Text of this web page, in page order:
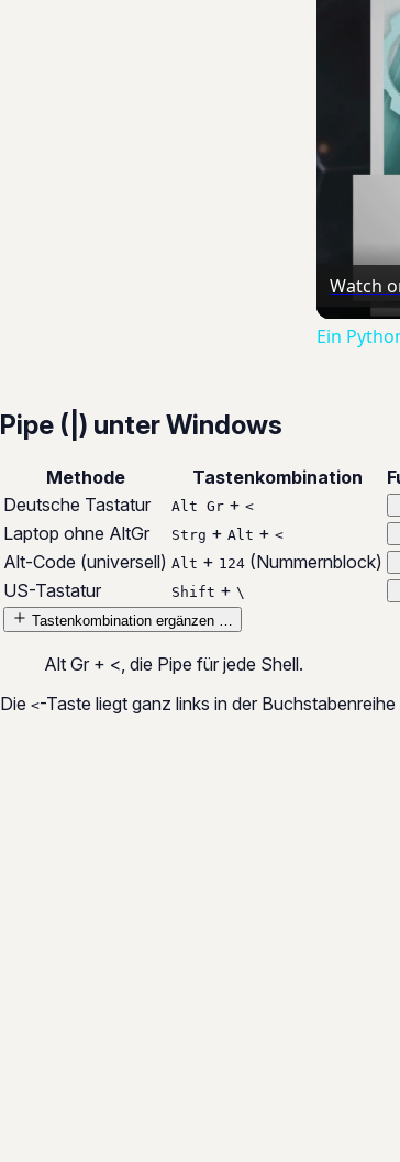
Watch
Ein
Pipe (|) unter Windows
Methode Tastenkombination
Deutsche Tastatur
Alt Gr + <
Laptop ohne AltGr Strg + Alt + <
Alt-Code (universell) Alt + 124 (Nummernblock)
US-Tastatur
Shift + \
Tastenkombination ergänzen …
Alt Gr + <, die Pipe für jede Shell.
Die <-Taste liegt ganz links in der